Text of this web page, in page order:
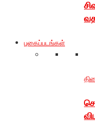
புகைப்படங்கள்